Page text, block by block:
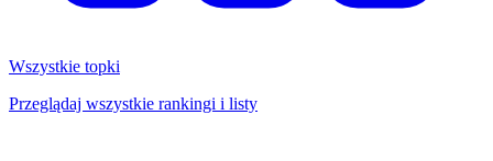
Wszystkie topki
Przeglądaj wszystkie rankingi i listy